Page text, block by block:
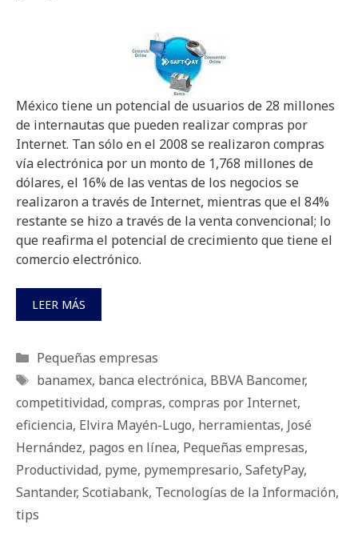
México tiene un potencial de usuarios de 28 millones
de internautas que pueden realizar compras por
Internet. Tan sólo en el 2008 se realizaron compras
vía electrónica por un monto de 1,768 millones de
dólares, el 16% de las ventas de los negocios se
realizaron a través de Internet, mientras que el 84%
restante se hizo a través de la venta convencional; lo
que reafirma el potencial de crecimiento que tiene el
comercio electrónico.
LEER MÁS
Categorías
Pequeñas empresas
Etiquetas
banamex, banca electrónica, BBVA Bancomer,
competitividad, compras, compras por Internet,
eficiencia, Elvira Mayén-Lugo, herramientas, José
Hernández, pagos en línea, Pequeñas empresas,
Productividad, pyme, pymempresario, SafetyPay,
Santander, Scotiabank, Tecnologías de la Información,
tips